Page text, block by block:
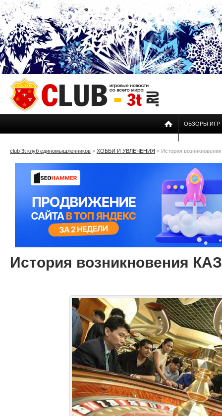
ОБЗОРЫ ИГР
club 3t клуб единомышленников » ХОББИ И УВЛЕЧЕНИЯ » История
История возникновения